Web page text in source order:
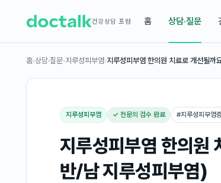
건강상담 포럼 홈 상담·질문
홈›상담·질문›지루성피부염›지루성피부염 한의원 치료로 개선될
지루성피부염 ✓ 전문의 검수 완료 #지루성피부염
지루성피부염 한의원
반/남 지루성피부염)